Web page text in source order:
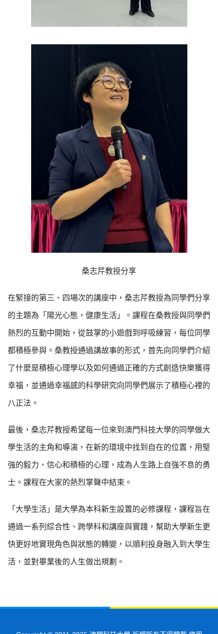
桑志芹教授分享
在緊接的第三、四場次的講座中，桑志芹教授為同學們分享
的主題為「陽光心態，健康生活」。課程在桑教授與同學們
熱烈的互動中開始，從鼓掌的小遊戲到呼吸練習，每位同學
都積極參與。桑教授通過講故事的形式，首先向同學們介紹
了什麼是積極心理學以及如何通過正確的方式創造快樂獲得
幸福，並通過幸福感的科學研究向同學們展示了積極心裡的
八正法。
最後，桑志芹教授希望每一位來到澳門科技大學的同學做大
學生活的主角和導演，在新的環境中找到自在的位置，用堅
強的毅力、信心和積極的心理，成為人生路上自強不息的勇
士。課程在大家的熱烈掌聲中結束。
「大學生活」是大學為本科新生設置的必修課程，課程旨在
通過一系列綜合性、跨學科和講座與實踐，幫助大學新生更
快更好地實現角色與狀態的轉變，以順利投身融入到大學生
活，並對畢業後的人生做出規劃。